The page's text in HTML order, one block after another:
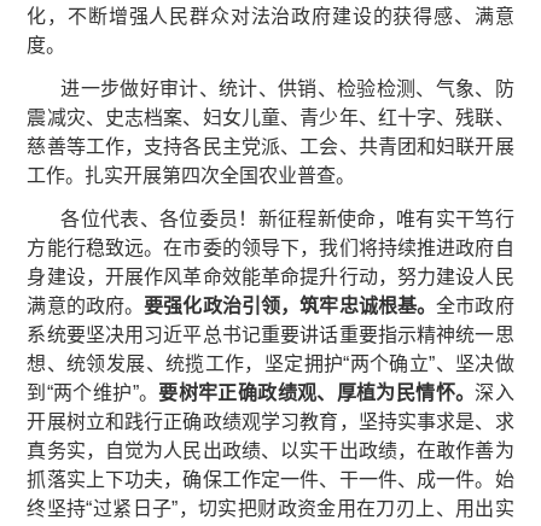
化，不断增强人民群众对法治政府建设的获得感、满意
度。
进一步做好审计、统计、供销、检验检测、气象、防
震减灾、史志档案、妇女儿童、青少年、红十字、残联、
慈善等工作，支持各民主党派、工会、共青团和妇联开展
工作。扎实开展第四次全国农业普查。
各位代表、各位委员！新征程新使命，唯有实干笃行
方能行稳致远。在市委的领导下，我们将持续推进政府自
身建设，开展作风革命效能革命提升行动，努力建设人民
满意的政府。要强化政治引领，筑牢忠诚根基。全市政府
系统要坚决用习近平总书记重要讲话重要指示精神统一思
想、统领发展、统揽工作，坚定拥护“两个确立”、坚决做
到“两个维护”。要树牢正确政绩观、厚植为民情怀。深入
开展树立和践行正确政绩观学习教育，坚持实事求是、求
真务实，自觉为人民出政绩、以实干出政绩，在敢作善为
抓落实上下功夫，确保工作定一件、干一件、成一件。始
终坚持“过紧日子”，切实把财政资金用在刀刃上、用出实